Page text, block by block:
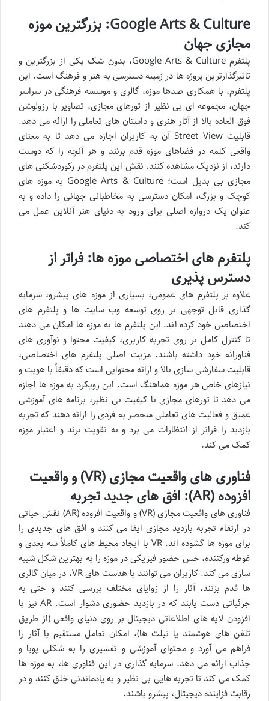
Google Arts & Culture: بزرگترین موزه
مجازی جهان
پلتفرم Google Arts & Culture، بدون شک یکی از بزرگترین و
تاثیرگذارترین پروژه ها در زمینه دسترسی به هنر و فرهنگ است. این
پلتفرم، با همکاری صدها موزه، گالری و موسسه فرهنگی در سراسر
جهان، مجموعه ای بی نظیر از تورهای مجازی، تصاویر با رزولوشن
فوق العاده بالا از آثار هنری و داستان های تعاملی را ارائه می دهد.
قابلیت Street View آن به کاربران اجازه می دهد تا به معنای
واقعی کلمه در فضاهای موزه قدم بزنند و هر آنچه را که دوست
دارند، از نزدیک مشاهده کنند. نقش این پلتفرم در رکوردشکنی های
مجازی بی بدیل است؛ Google Arts & Culture به موزه های
کوچک و بزرگ، امکان دسترسی به مخاطبانی جهانی را داده و به
عنوان یک دروازه اصلی برای ورود به دنیای هنر آنلاین عمل می
کند.
پلتفرم های اختصاصی موزه ها: فراتر از
دسترس پذیری
علاوه بر پلتفرم های عمومی، بسیاری از موزه های پیشرو، سرمایه
گذاری قابل توجهی بر روی توسعه وب سایت ها و پلتفرم های
اختصاصی خود کرده اند. این پلتفرم ها به موزه ها امکان می دهند
تا کنترل کامل بر روی تجربه کاربری، کیفیت محتوا و نوآوری های
فناورانه خود داشته باشند. مزیت اصلی پلتفرم های اختصاصی،
قابلیت سفارشی سازی بالا و ارائه محتوایی است که دقیقاً با هویت و
نیازهای خاص هر موزه هماهنگ است. این رویکرد به موزه ها اجازه
می دهد تا تورهای مجازی با کیفیت بی نظیر، برنامه های آموزشی
عمیق و فعالیت های تعاملی منحصر به فردی را ارائه دهند که تجربه
بازدید را فراتر از انتظارات می برد و به تقویت برند و اعتبار موزه
کمک می کند.
فناوری های واقعیت مجازی (VR) و واقعیت
افزوده (AR): افق های جدید تجربه
فناوری های واقعیت مجازی (VR) و واقعیت افزوده (AR) نقش حیاتی
در ارتقاء تجربه بازدید مجازی ایفا می کنند و افق های جدیدی را
برای موزه ها گشوده اند. VR با ایجاد محیط های کاملاً سه بعدی و
غوطه ورکننده، حس حضور فیزیکی در موزه را به بهترین شکل شبیه
سازی می کند. کاربران می توانند با هدست های VR، در میان گالری
ها قدم بزنند، آثار را از زوایای مختلف بررسی کنند و حتی به
جزئیاتی دست یابند که در بازدید حضوری دشوار است. AR نیز با
افزودن لایه های اطلاعاتی دیجیتال بر روی دنیای واقعی (از طریق
تلفن های هوشمند یا تبلت ها)، امکان تعامل مستقیم با آثار را
فراهم می آورد و محتوای آموزشی و تفسیری را به شکلی پویا و
جذاب ارائه می دهد. سرمایه گذاری در این فناوری ها، به موزه ها
کمک می کند تا تجربه هایی بی نظیر و به یادماندنی خلق کنند و در
رقابت فزاینده دیجیتال، پیشرو باشند.